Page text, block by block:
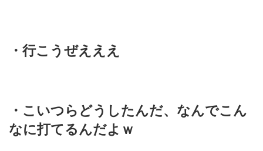
・行こうぜえええ
・こいつらどうしたんだ、なんでこん
なに打てるんだよｗ